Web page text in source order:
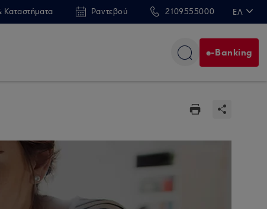
Καταστήματα Ραντεβού 2109555000 ΕΛ
e-Banking